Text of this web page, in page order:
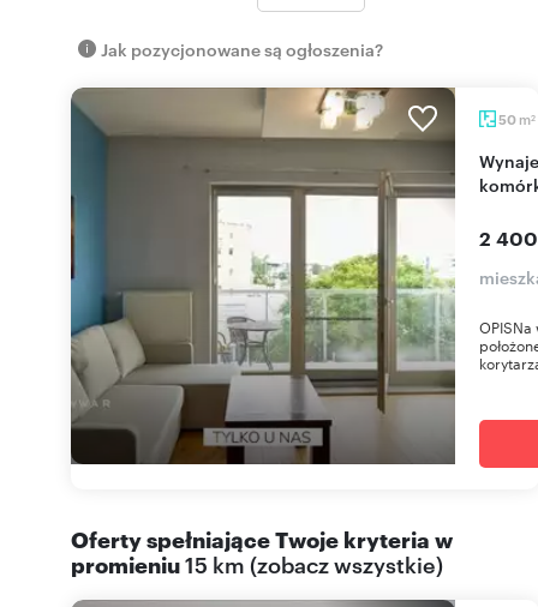
Jak pozycjonowane są ogłoszenia?
50 m2
Wynajem 2-pok. mieszkania z balkonem i
2
Oferty spełniające Twoje kryteria w
promieniu15 km (zobacz wszystkie)